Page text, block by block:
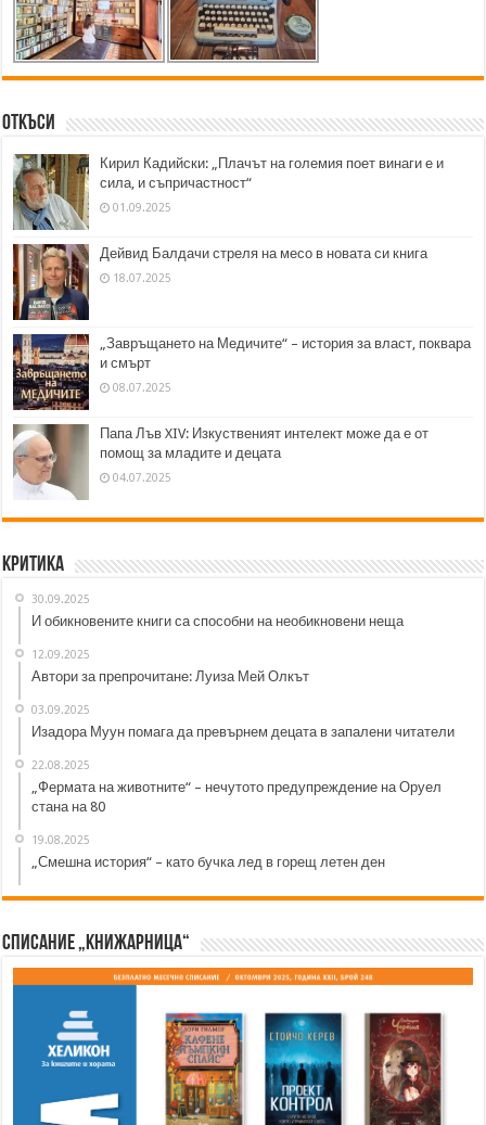
Откъси
Кирил Кадийски: „Плачът на големия поет винаги е и
сила, и съпричастност“
01.09.2025
Дейвид Балдачи стреля на месо в новата си книга
18.07.2025
„Завръщането на Медичите“ – история за власт, поквара
и смърт
08.07.2025
Папа Лъв XIV: Изкуственият интелект може да е от
помощ за младите и децата
04.07.2025
Критика
30.09.2025
И обикновените книги са способни на необикновени неща
12.09.2025
Автори за препрочитане: Луиза Мей Олкът
03.09.2025
Изадора Муун помага да превърнем децата в запалени читатели
22.08.2025
„Фермата на животните“ – нечутото предупреждение на Оруел
стана на 80
19.08.2025
„Смешна история“ – като бучка лед в горещ летен ден
Списание „Книжарница“